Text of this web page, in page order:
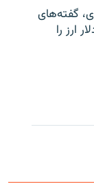
گفته‌های
۹ میلیارد دلار ارز را